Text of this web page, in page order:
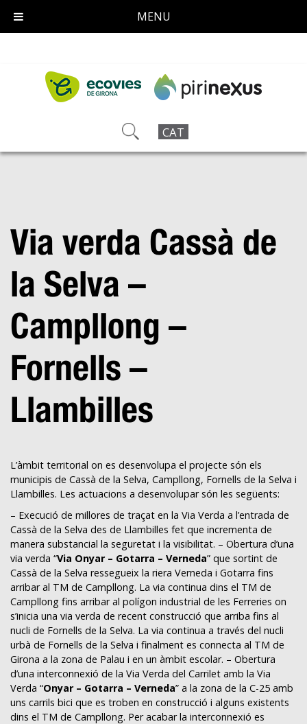
CAT
Via verda Cassà de
la Selva –
Campllong –
Fornells –
Llambilles
L’àmbit territorial on es desenvolupa el projecte són els
municipis de Cassà de la Selva, Campllong, Fornells de la Selva i
Llambilles. Les actuacions a desenvolupar són les següents:
– Execució de millores de traçat en la Via Verda a l’entrada de
Cassà de la Selva des de Llambilles fet que incrementa de
manera substancial la seguretat i la visibilitat. – Obertura d’una
via verda “Via Onyar – Gotarra – Verneda” que sortint de
Cassà de la Selva ressegueix la riera Verneda i Gotarra fins
arribar al TM de Campllong. La via continua dins el TM de
Campllong fins arribar al polígon industrial de les Ferreries on
s’inicia una via verda de recent construcció que arriba fins al
nucli de Fornells de la Selva. La via continua a través del nucli
urbà de Fornells de la Selva i finalment es connecta al TM de
Girona a la zona de Palau i en un àmbit escolar. – Obertura
d’una interconnexió de la Via Verda del Carrilet amb la Via
Verda “Onyar – Gotarra – Verneda” a la zona de la C-25 amb
uns carrils bici que es troben en construcció i alguns existents
dins el TM de Campllong. Per acabar la interconnexió es
MENU